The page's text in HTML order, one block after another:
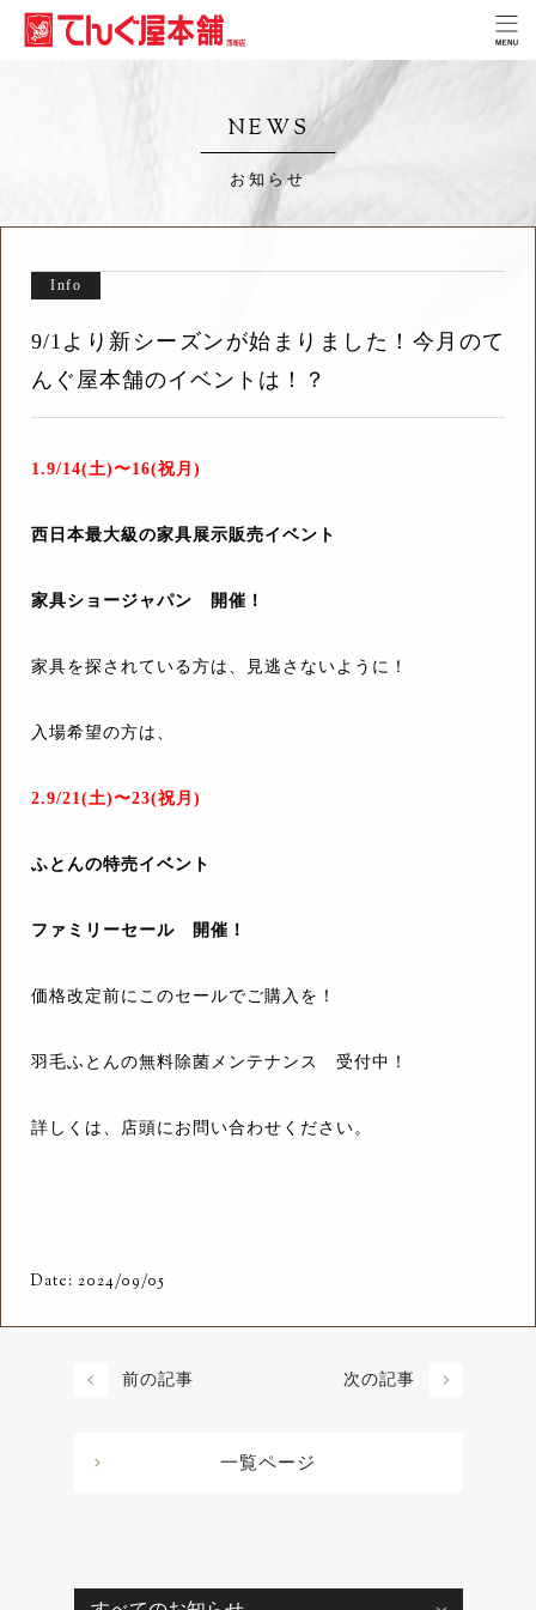
NEWS
お知らせ
9/1より新シーズンが始まりました！今月のて
んぐ屋本舗のイベントは！？
Info
1.9/14(土)〜16(祝月)
西日本最大級の家具展示販売イベント
家具ショージャパン 開催！
家具を探されている方は、見逃さないように！
入場希望の方は、
2.9/21(土)〜23(祝月)
ふとんの特売イベント
ファミリーセール 開催！
価格改定前にこのセールでご購入を！
羽毛ふとんの無料除菌メンテナンス 受付中！
詳しくは、店頭にお問い合わせください。
Date: 2024/09/05
前の記事 次の記事
一覧ページ